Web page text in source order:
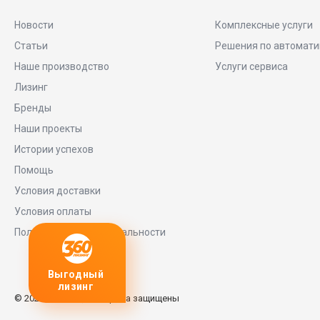
Новости
Статьи
Наше производство
Лизинг
Бренды
Наши проекты
Истории успехов
Помощь
Условия доставки
Условия оплаты
Политика конфиденциальности
Комплексные услуги
Решения по
Услуги сервиса
© 2026 Universe, Все права защищены
Выгодный
лизинг